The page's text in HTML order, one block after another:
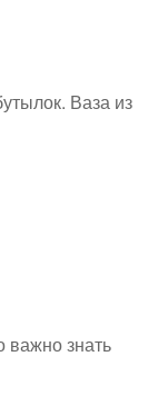
Ваза из
важно знать